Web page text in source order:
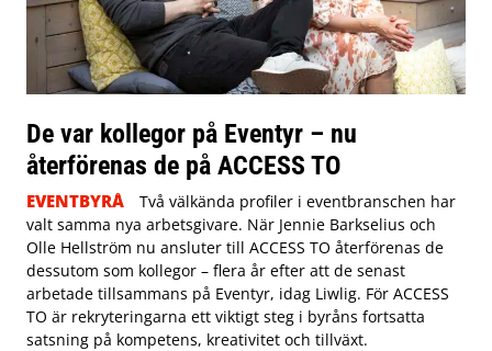
De var kollegor på Eventyr – nu
återförenas de på ACCESS TO
EVENTBYRÅ
Två välkända profiler i eventbranschen har
valt samma nya arbetsgivare. När Jennie Barkselius och
Olle Hellström nu ansluter till ACCESS TO återförenas de
dessutom som kollegor – flera år efter att de senast
arbetade tillsammans på Eventyr, idag Liwlig. För ACCESS
TO är rekryteringarna ett viktigt steg i byråns fortsatta
satsning på kompetens, kreativitet och tillväxt.